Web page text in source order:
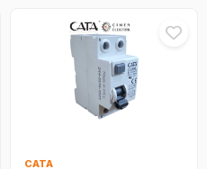
CATA